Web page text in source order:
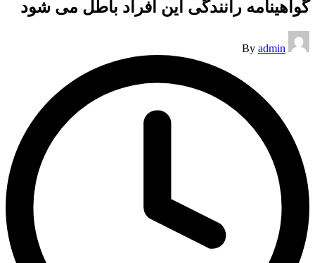
گواهینامه رانندگی این افراد باطل می شود
Posted
by
By admin